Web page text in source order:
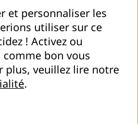
Newsletter
des cookies
et personnaliser les
utiliser sur ce
! Activez ou
comme bon vous
plus, veuillez lire notre
.